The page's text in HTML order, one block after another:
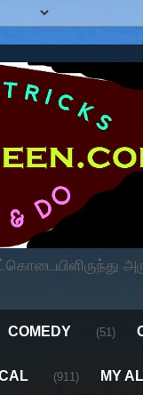
COMEDY (51)
(911) MY